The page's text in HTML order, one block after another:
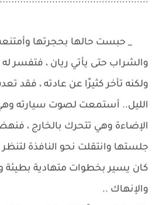
_ حبست حالها بحجرتها
والشراب حتى يأتي ريان ، فتفسر
ولكنه تأخر كثيرًا عن عادته ، فقد
الليل.. أستمعت لصوت سيارته
الإضاءة وهي تتحرك بالخارج ،
جلستها وانتقلت نحو النافذة لتنظر
كان يسير بخطوات متهادية بطيئة
والإنهاك ..